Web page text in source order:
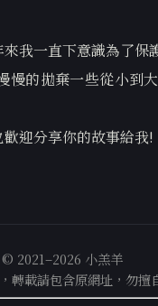
我一直下意識為了保
慢的拋棄一些從小到
迎分享你的故事給我!
© 2021–2026 小羔羊
轉載請包含原網址，勿擅